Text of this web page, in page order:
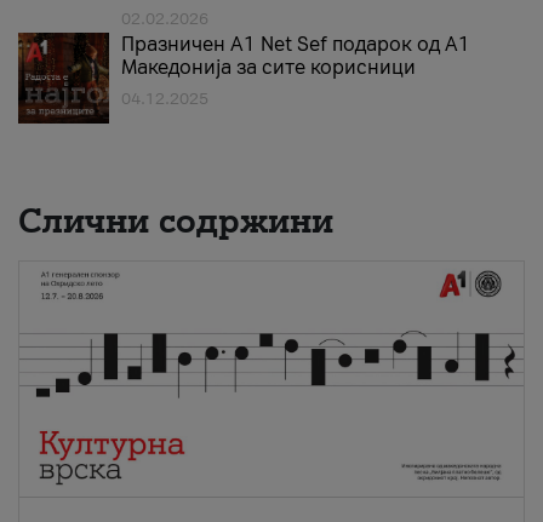
02.02.2026
Празничен A1 Net Sеf подарок од А1
Македонија за сите корисници
04.12.2025
Слични содржини